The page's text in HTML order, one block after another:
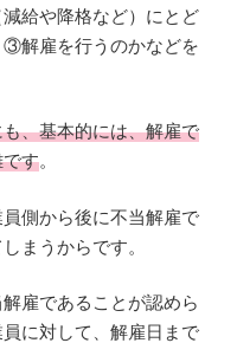
給や降格など）にとど
解雇を行うのかなどを
、基本的には、解雇で
す。
側から後に不当解雇で
まうからです。
雇であることが認めら
に対して、解雇日まで